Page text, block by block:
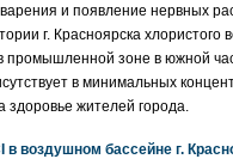
и появление нервных
г. Красноярска хлористого
промышленной зоне в южной
в минимальных
здоровье жителей города.
воздушном бассейне г.